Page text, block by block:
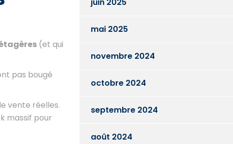
(et qui
pas bougé
vente réelles.
massif pour
mai 2025
novembre 2024
octobre 2024
septembre 2024
août 2024